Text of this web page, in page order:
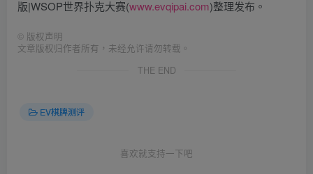
版|WSOP世界扑克大赛(www.evqipai.com)整理发布。
© 版权声明
文章版权归作者所有，未经允许请勿转载。
THE END
EV棋牌测评
喜欢就支持一下吧